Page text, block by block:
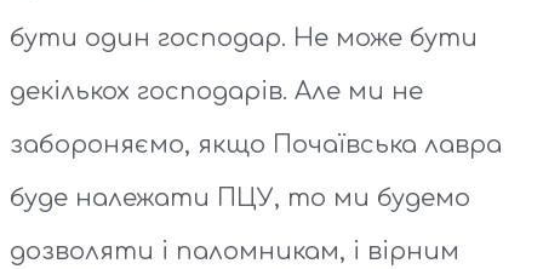
бути один господар. Не може бути
декількох господарів. Але ми не
забороняємо, якщо Почаївська лавра
буде належати ПЦУ, то ми будемо
дозволяти і паломникам, і вірним